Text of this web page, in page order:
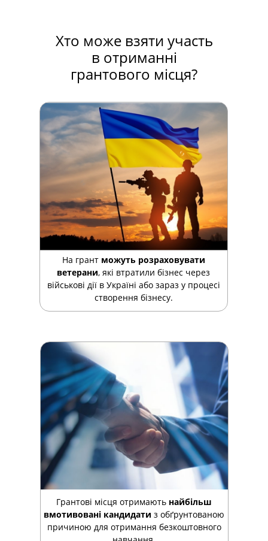
Хто може взяти участь
в отриманні
грантового місця?
Грантові місця отримають найбільш
вмотивовані кандидати з обґрунтованою
причиною для отримання безкоштовного
На грант можуть розраховувати
ветерани, які втратили бізнес через
військові дії в Україні або зараз у процесі
створення бізнесу.